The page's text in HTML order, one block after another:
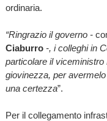
ordinaria.
“Ringrazio il governo -
Ciaburro-, i colleghi in
particolare il viceministro
giovinezza, per
una certezza”.
Per il collegamento